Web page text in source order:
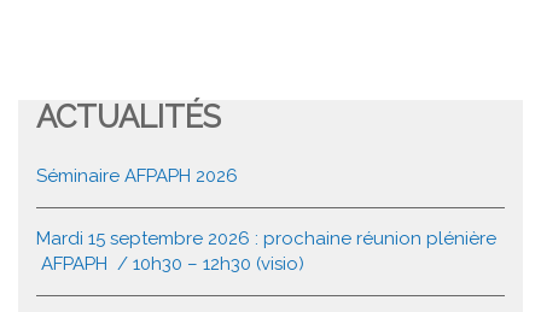
ACTUALITÉS
Séminaire AFPAPH 2026
Mardi 15 septembre 2026 : prochaine réunion plénière
AFPAPH / 10h30 – 12h30 (visio)